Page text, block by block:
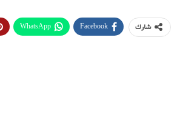
شارك Facebook
WhatsApp